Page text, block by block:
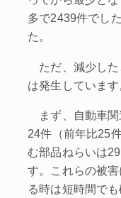
多で2439件でし
た。
ただ、減少した
は発生しています
まず、自動車関
24件（前年比25
む部品ねらいは
す。これらの被
る時は短時間で